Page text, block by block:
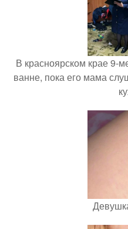
В красноярском крае 9-
ванне, пока его мама